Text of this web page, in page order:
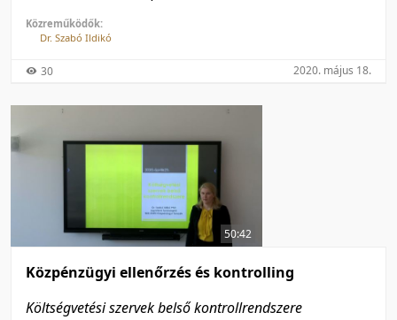
Közreműködők:
Dr. Szabó Ildikó
30 2020. május 18.
50:42
Közpénzügyi ellenőrzés és kontrolling
Költségvetési szervek belső kontrollrendszere